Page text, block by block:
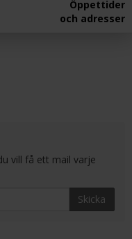
Öppettider
och adresser
vill få ett mail varje
Skicka